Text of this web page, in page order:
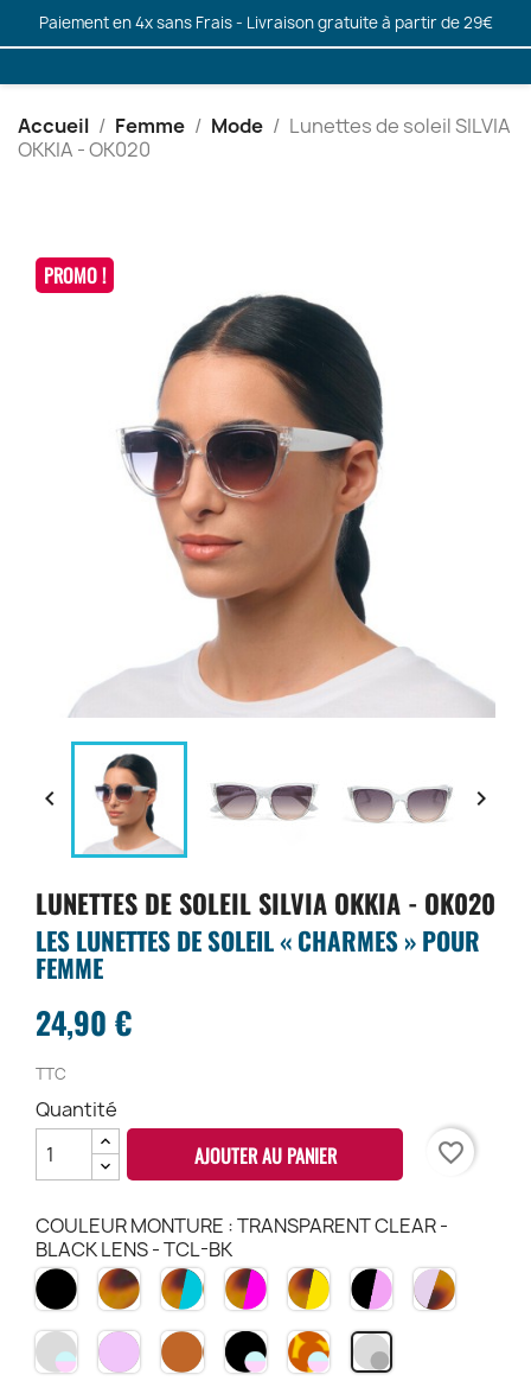
Paiement en 4x sans Frais - Livraison gratuite à partir de 29€
Accueil Femme Mode
Lunettes de soleil SILVIA
OKKIA - OK020
PROMO !
 
LUNETTES DE SOLEIL SILVIA OKKIA - OK020
LES LUNETTES DE SOLEIL « CHARMES » POUR
FEMME
24,90 €
TTC
Quantité
AJOUTER AU PANIER favorite_border
COULEUR MONTURE : TRANSPARENT CLEAR -
BLACK LENS - TCL-BK
NOIR
BK
HAVANA
CH
HAVANA
&
BLEU
HB
HAVANA
PINK
HAVANA
YELLOW
BLACK
&
PINK
HAVANA
TRANSPARENT
CLEAR
PINK
TPI
BROWN
TBR
BLACK
ET
HAVANA
ET
TRANSPARENT
CLEAR